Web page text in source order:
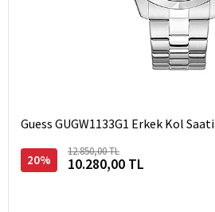
Guess GUGW1133G1 Erkek Kol Saati
20%
12.850,00 TL
10.280,00 TL